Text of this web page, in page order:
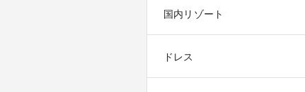
国内リゾート
ドレス